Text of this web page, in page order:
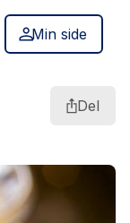
Min side
Del